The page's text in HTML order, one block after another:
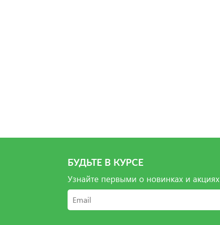
БУДЬТЕ В КУРСЕ
Узнайте первыми о новинках и акциях